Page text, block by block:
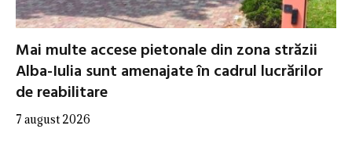
Mai multe accese pietonale din zona străzii
Alba-Iulia sunt amenajate în cadrul lucrărilor
de reabilitare
7 august 2026